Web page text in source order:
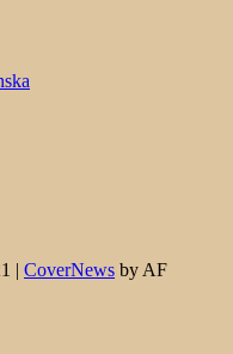
| CoverNews by AF